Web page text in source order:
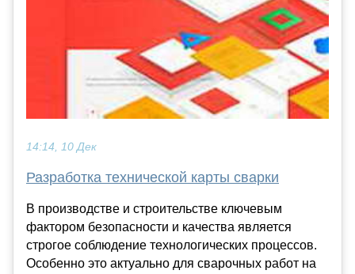
14:14, 10 Дек
Разработка технической карты сварки
В производстве и строительстве ключевым
фактором безопасности и качества является
строгое соблюдение технологических процессов.
Особенно это актуально для сварочных работ на